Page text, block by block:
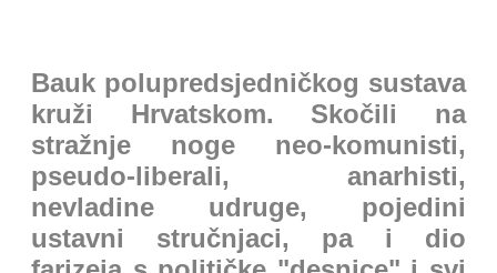
Bauk polupredsjedničkog sustava
kruži Hrvatskom. Skočili na
stražnje noge neo-komunisti,
pseudo-liberali, anarhisti,
nevladine udruge, pojedini
ustavni stručnjaci, pa i dio